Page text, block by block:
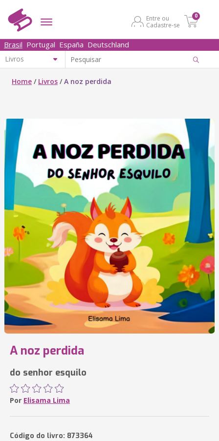
Entre ou
Cadastre-se
0
Brasil Portugal España Deutschland
Home / Livros /A noz perdida
A noz perdida
do senhor esquilo
Por Elisama Lima
Código do livro: 873364